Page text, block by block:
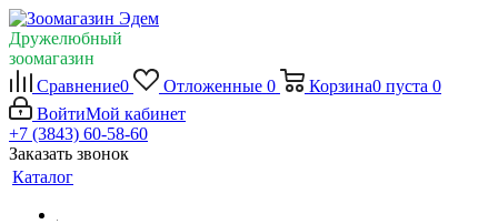
Дружелюбный
зоомагазин
Сравнение0 Отложенные 0 Корзина0 пуста 0
ВойтиМой кабинет
+7 (3843) 60-58-60
Заказать звонок
Каталог